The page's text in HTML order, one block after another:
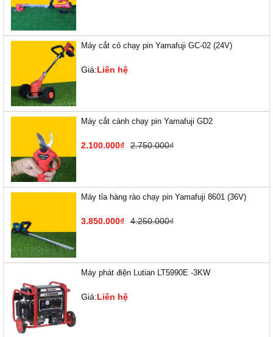
Máy cắt cỏ chạy pin Yamafuji GC-02 (24V)
Giá:Liên hệ
Máy cắt cành chạy pin Yamafuji GD2
2.100.000₫ 2.750.000₫
Máy tỉa hàng rào chạy pin Yamafuji 8601 (36V)
3.850.000₫ 4.250.000₫
Máy phát điện Lutian LT5990E -3KW
Giá:Liên hệ